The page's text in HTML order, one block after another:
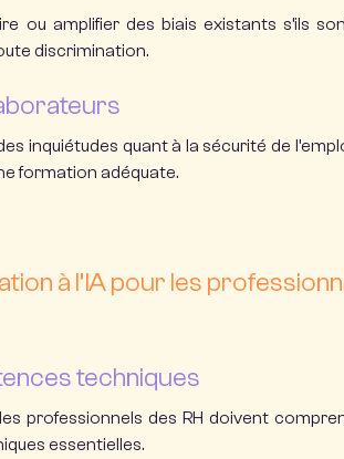
ou amplifier des biais existants s’ils
discrimination.
inquiétudes quant à la sécurité de
formation adéquate.
à l’IA pour les
techniques
professionnels des RH doivent
essentielles.